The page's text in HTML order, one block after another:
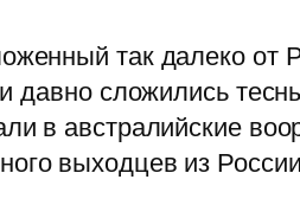
так далеко от
давно сложились
в австралийские
выходцев из